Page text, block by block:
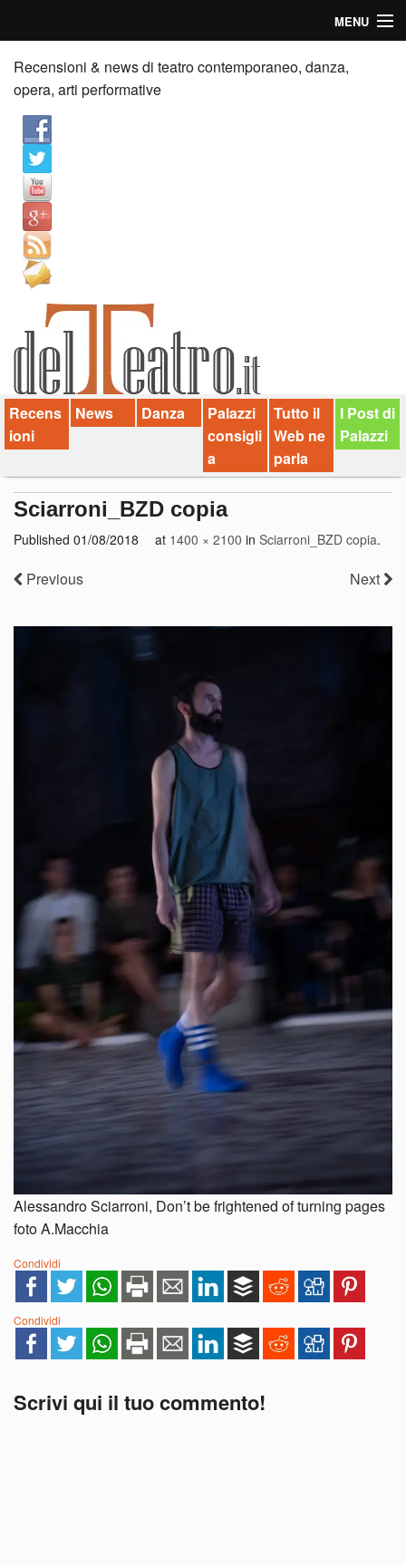
MENU
Home
Recensioni
Anticipazioni
News
Palazzi consiglia
Video
Chi siamo
Contatti
dT in English
Recensioni & news di teatro contemporaneo, danza,
opera, arti performative
Recens
ioni
News Danza
Palazzi
consigli
a
Tutto il
Web ne
parla
I Post di
Palazzi
Sciarroni_BZD copia
Published 01/08/2018 at 1400 × 2100 in Sciarroni_BZD copia.
Previous Next
Alessandro Sciarroni, Don’t be frightened of turning pages
foto A.Macchia
Condividi
Condividi
Scrivi qui il tuo commento!